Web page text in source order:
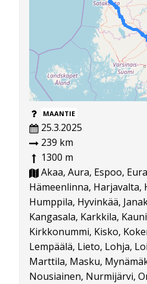
MAANTIE
25.3.2025
239 km
1300 m
Akaa, Aura, Espoo,
Hämeenlinna,
Humppila, Hyvinkää,
Kangasala, Karkkila,
Kirkkonummi, Kisko,
Lempäälä, Lieto, Lohja,
Marttila, Masku,
Nousiainen, Nurmijärvi,